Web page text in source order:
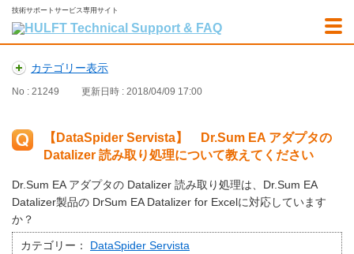
技術サポートサービス専用サイト
カテゴリー表示
No : 21249 更新日時 : 2018/04/09 17:00
【DataSpider Servista】 Dr.Sum EA アダプタの
Datalizer 読み取り処理について教えてください
Dr.Sum EA アダプタの Datalizer 読み取り処理は、Dr.Sum EA
Datalizer製品の DrSum EA Datalizer for Excelに対応しています
か？
カテゴリー： DataSpider Servista